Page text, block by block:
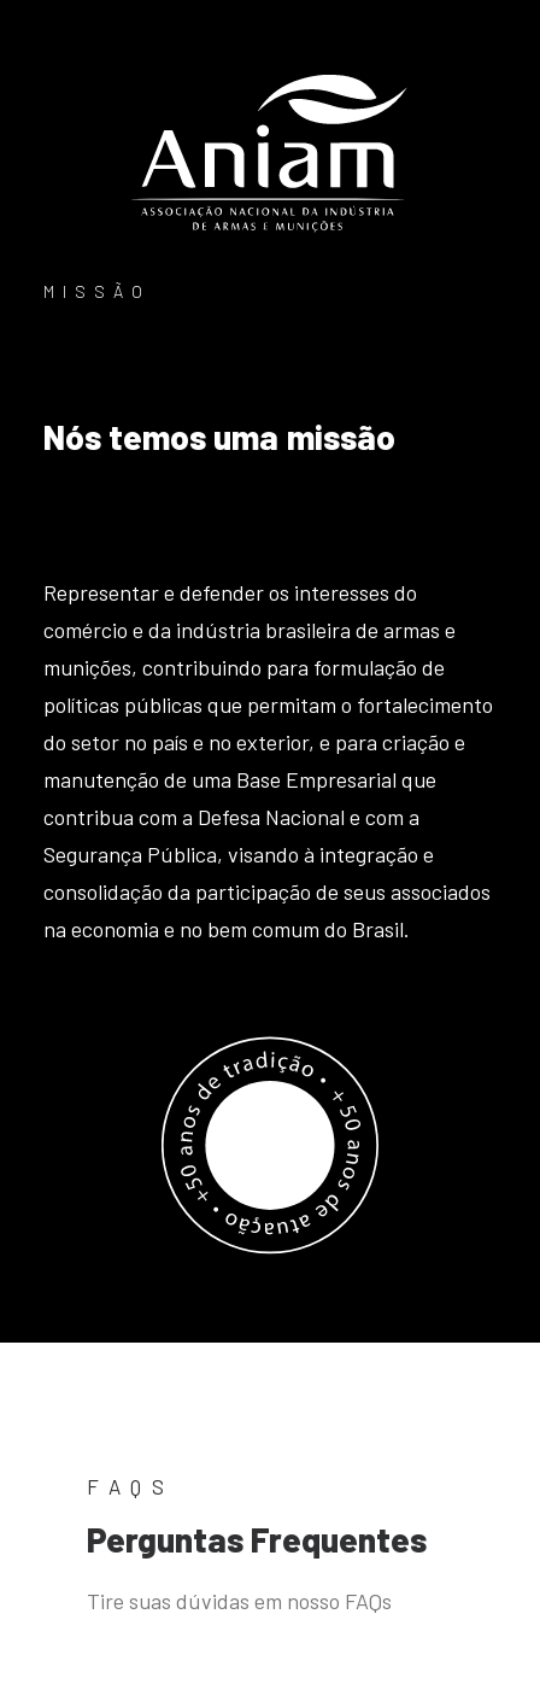
MISSÃO
Nós temos uma missão
Representar e defender os interesses do
comércio e da indústria brasileira de armas e
munições, contribuindo para formulação de
políticas públicas que permitam o fortalecimento
do setor no país e no exterior, e para criação e
manutenção de uma Base Empresarial que
contribua com a Defesa Nacional e com a
Segurança Pública, visando à integração e
consolidação da participação de seus associados
na economia e no bem comum do Brasil.
FAQS
Perguntas Frequentes
Tire suas dúvidas em nosso FAQs